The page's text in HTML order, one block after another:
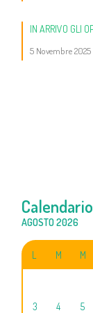
IN ARRIVO GLI
5 Novembre 2025
Calendario
AGOSTO 2026
L M M
3 4 5